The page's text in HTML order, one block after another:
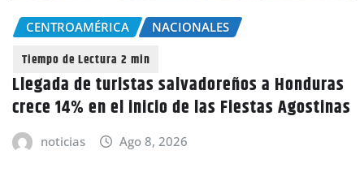
CENTROAMÉRICA NACIONALES
Llegada de turistas salvadoreños a Honduras
crece 14% en el inicio de las Fiestas Agostinas
noticias Ago 8, 2026